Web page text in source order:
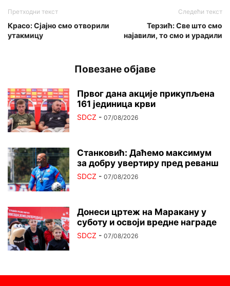
Претходни текст
Красо: Сјајно смо отворили
утакмицу
Следећи текст
Терзић: Све што смо
најавили, то смо и урадили
Повезане објаве
Првог дана акције прикупљена
161 јединица крви
SDCZ - 07/08/2026
Станковић: Даћемо максимум
за добру увертиру пред реванш
SDCZ - 07/08/2026
Донеси цртеж на Маракану у
суботу и освоји вредне награде
SDCZ - 07/08/2026